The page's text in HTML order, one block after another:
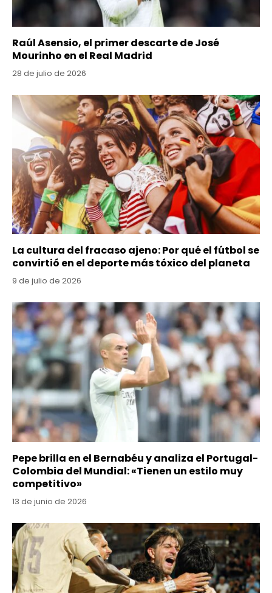
Raúl Asensio, el primer descarte de José
Mourinho en el Real Madrid
28 de julio de 2026
La cultura del fracaso ajeno: Por qué el fútbol se
convirtió en el deporte más tóxico del planeta
9 de julio de 2026
Pepe brilla en el Bernabéu y analiza el Portugal-
Colombia del Mundial: «Tienen un estilo muy
competitivo»
13 de junio de 2026